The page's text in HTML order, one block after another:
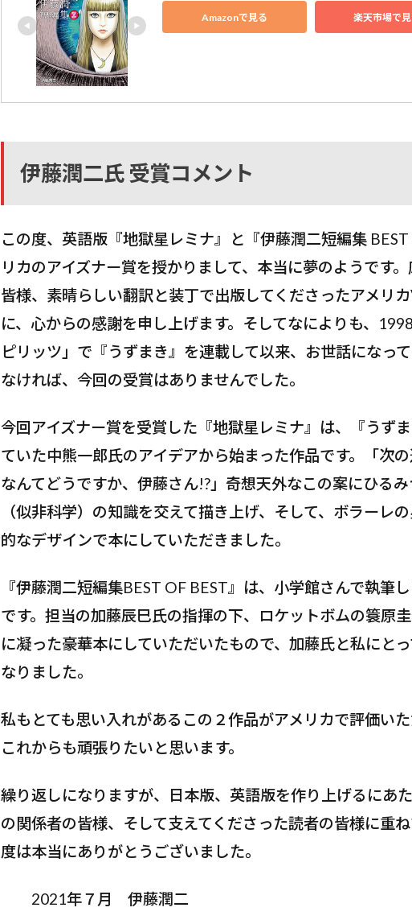
Amazonで見る 楽天市場で
伊藤潤二氏 受賞コメント
この度、英語版『地獄星レミナ』と『伊藤潤二短編集
リカのアイズナー賞を授かりまして、本当に夢のようです
皆様、素晴らしい翻訳と装丁で出版してくださったアメリ
に、心からの感謝を申し上げます。そしてなによりも、
ピリッツ」で『うずまき』を連載して以来、お世話になっ
なければ、今回の受賞はありませんでした。
今回アイズナー賞を受賞した『地獄星レミナ』は、『うず
ていた中熊一郎氏のアイデアから始まった作品です。「次
なんてどうですか、伊藤さん!?」奇想天外なこの案にひる
（似非科学）の知識を交えて描き上げ、そして、ボラーレ
的なデザインで本にしていただきました。
『伊藤潤二短編集BEST OF BEST』は、小学館さんで執筆
です。担当の加藤辰巳氏の指揮の下、ロケットボムの簑原
に凝った豪華本にしていただいたもので、加藤氏と私にと
なりました。
私もとても思い入れがあるこの２作品がアメリカで評価いた
これからも頑張りたいと思います。
繰り返しになりますが、日本版、英語版を作り上げるにあ
の関係者の皆様、そして支えてくださった読者の皆様に重
度は本当にありがとうございました。
2021年７月 伊藤潤二